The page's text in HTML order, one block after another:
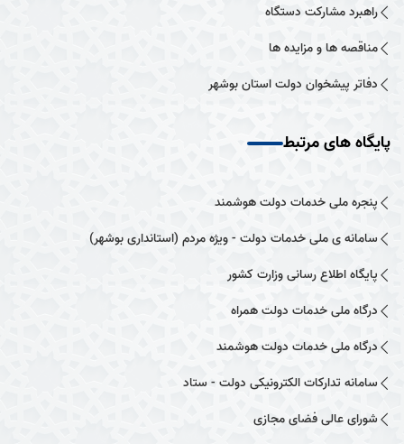
راهبرد مشارکت دستگاه
مناقصه ها و مزایده ها
دفاتر پیشخوان دولت استان بوشهر
پایگاه های مرتبط
پنجره ملی خدمات دولت هوشمند
سامانه ی ملی خدمات دولت - ویژه مردم (استانداری بوشهر)
پایگاه اطلاع رسانی وزارت کشور
درگاه ملی خدمات دولت همراه
درگاه ملی خدمات دولت هوشمند
سامانه تدارکات الکترونیکی دولت - ستاد
شورای عالی فضای مجازی